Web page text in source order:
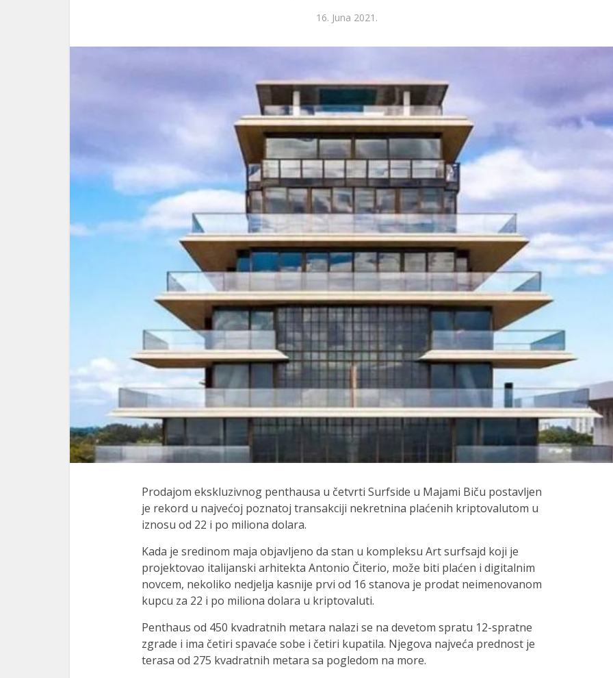
16. Juna 2021.
Prodajom ekskluzivnog penthausa u četvrti Surfside u Majami Biču postavljen
je rekord u najvećoj poznatoj transakciji nekretnina plaćenih kriptovalutom u
iznosu od 22 i po miliona dolara.
Kada je sredinom maja objavljeno da stan u kompleksu Art surfsajd koji je
projektovao italijanski arhitekta Antonio Čiterio, može biti plaćen i digitalnim
novcem, nekoliko nedjelja kasnije prvi od 16 stanova je prodat neimenovanom
kupcu za 22 i po miliona dolara u kriptovaluti.
Penthaus od 450 kvadratnih metara nalazi se na devetom spratu 12-spratne
zgrade i ima četiri spavaće sobe i četiri kupatila. Njegova najveća prednost je
terasa od 275 kvadratnih metara sa pogledom na more.